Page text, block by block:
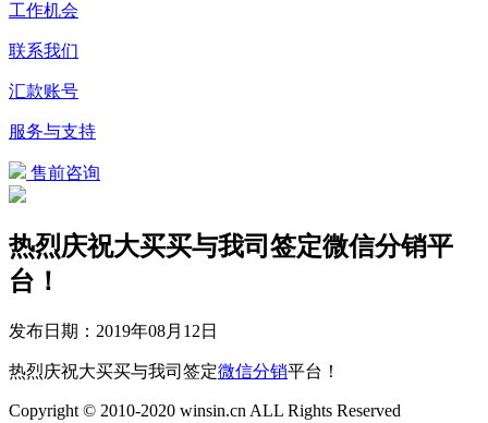
工作机会
联系我们
汇款账号
服务与支持
售前咨询
热烈庆祝大买买与我司签定微信分销平
台！
发布日期： 2019年08月12日
热烈庆祝大买买与我司签定微信分销平台！
Copyright © 2010-2020 winsin.cn ALL Rights Reserved